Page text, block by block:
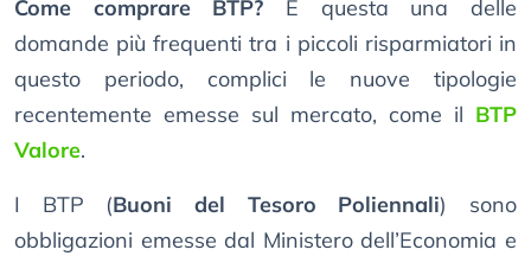
Come comprare BTP? È questa una delle
domande più frequenti tra i piccoli risparmiatori in
questo periodo, complici le nuove tipologie
recentemente emesse sul mercato, come il BTP
Valore.
I BTP (Buoni del Tesoro Poliennali) sono
obbligazioni emesse dal Ministero dell’Economia e